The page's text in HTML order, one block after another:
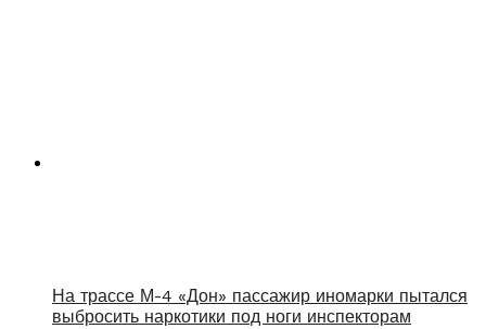
На трассе М-4 «Дон» пассажир иномарки пытался
выбросить наркотики под ноги инспекторам